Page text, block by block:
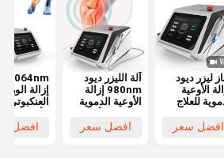
ليزر ديود
الأوعية
للعلاج
افضل سعر
آلة الليزر ديود
980nm إزالة
الأوعية الدموية
العنكبوتية
افضل سعر
إزالة الوريد
العنكبوتي
عالية التردد
افضل